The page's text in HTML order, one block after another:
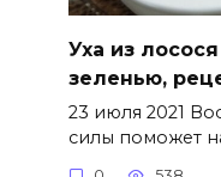
Уха из
зеленью,
23 июля 2021
силы поможет